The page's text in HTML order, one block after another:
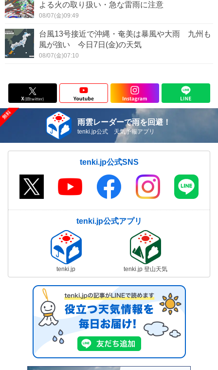
よる火の取り扱い・急な雷雨に注意
08/07(金)09:49
台風13号接近で沖縄・奄美は暴風や大雨 九州も
風が強い 今日7日(金)の天気
08/07(金)07:10
雨雲レーダーで雨を回避！
tenki.jp公式 天気予報アプリ
tenki.jp公式SNS
tenki.jp公式アプリ
tenki.jp tenki.jp 登山天気